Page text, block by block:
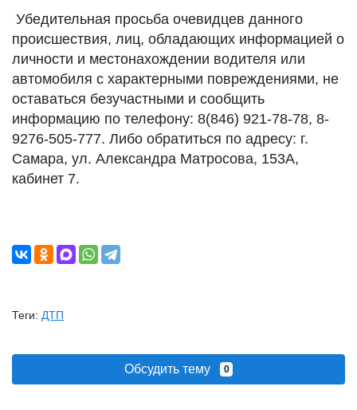
Убедительная просьба очевидцев данного
происшествия, лиц, обладающих информацией о
личности и местонахождении водителя или
автомобиля с характерными повреждениями, не
оставаться безучастными и сообщить
информацию по телефону: 8(846) 921-78-78, 8-
9276-505-777. Либо обратиться по адресу: г.
Самара, ул. Александра Матросова, 153А,
кабинет 7.
Теги: ДТП
Обсудить тему 0